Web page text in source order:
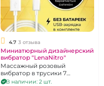
4.7 3 отзыва
Миниатюрный дизайнерский
вибратор "LenaNitro"
Массажный розовый
вибратор в трусики 7
режимов
В наличии: 2 шт.